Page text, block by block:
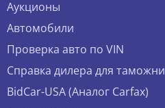
Аукционы
Автомобили
Проверка авто по VIN
Справка дилера для таможни
BidCar-USA (Аналог Carfax)